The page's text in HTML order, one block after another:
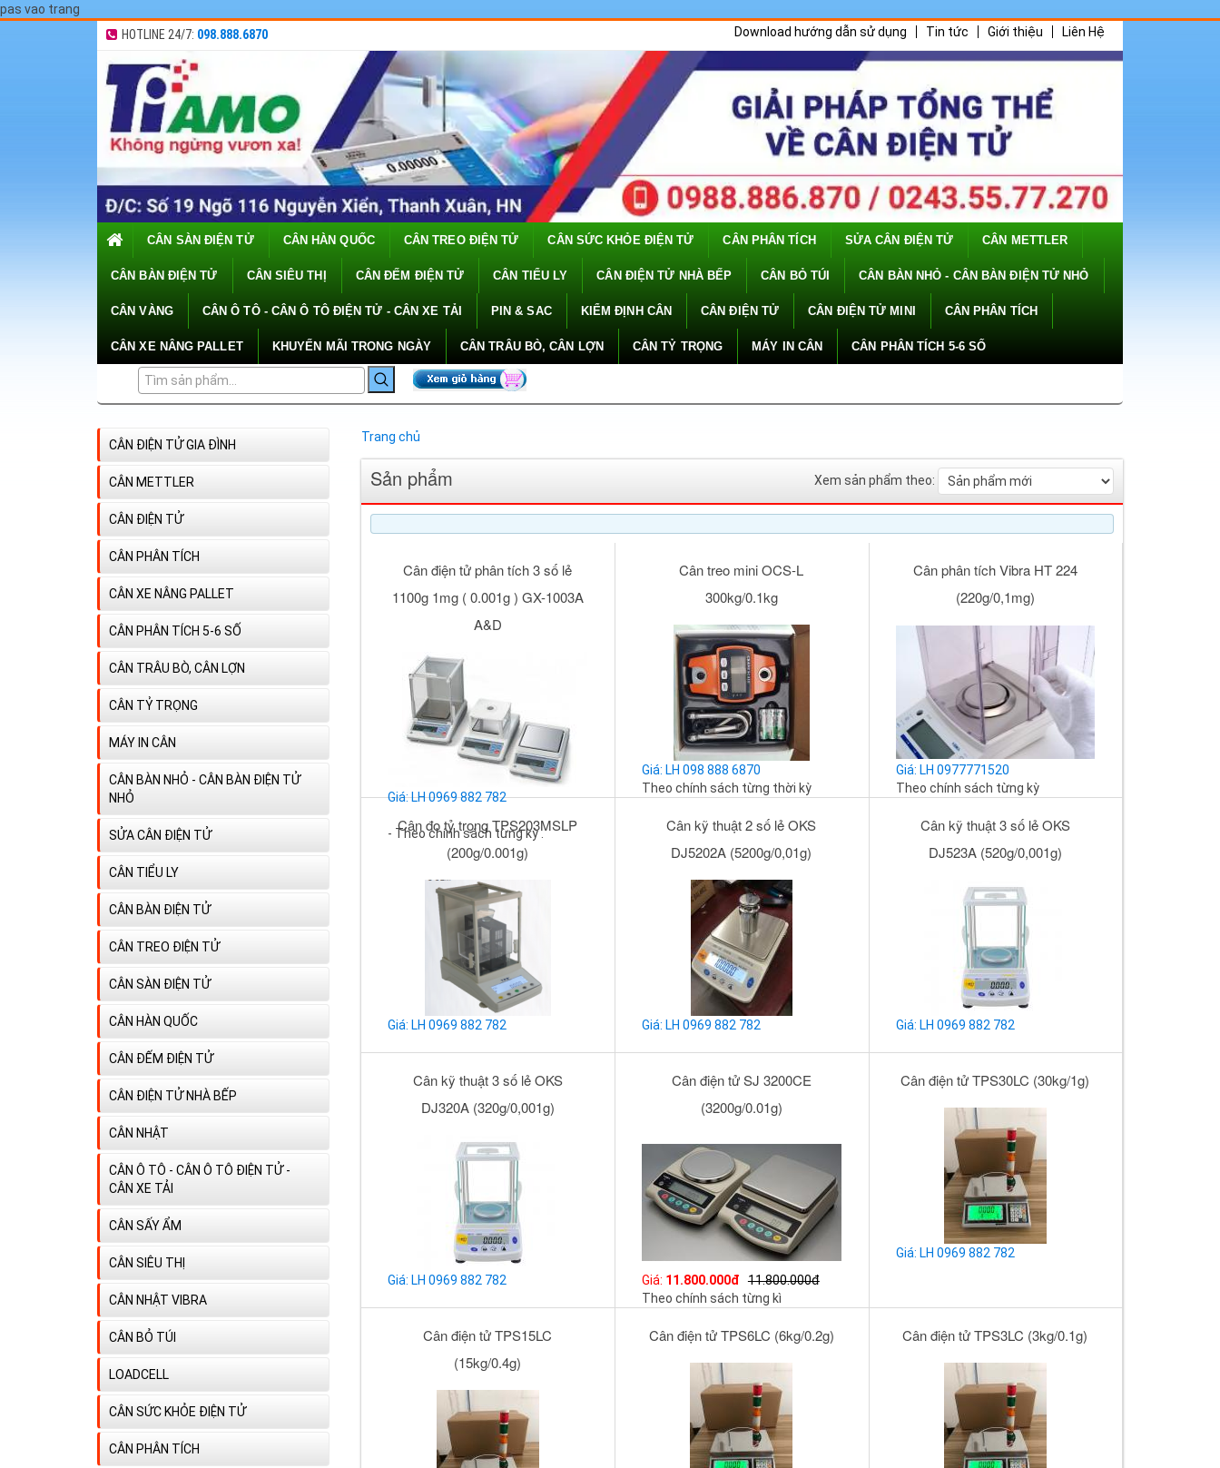
pas vao trang
HOTLINE 24/7: 098.888.6870 Download hướng dẫn sử dụng Tin tức Giới thiệu Liên Hệ
CÂN SÀN ĐIỆN TỬ CÂN HÀN QUỐC CÂN TREO ĐIỆN TỬ CÂN SỨC KHỎE ĐIỆN TỬ CÂN PHÂN TÍCH SỬA CÂN ĐIỆN TỬ CÂN METTLER
CÂN BÀN ĐIỆN TỬ CÂN SIÊU THỊ CÂN ĐẾM ĐIỆN TỬ CÂN TIỂU LY CÂN ĐIỆN TỬ NHÀ BẾP CÂN BỎ TÚI CÂN BÀN NHỎ - CÂN BÀN ĐIỆN TỬ NHỎ
CÂN VÀNG CÂN Ô TÔ - CÂN Ô TÔ ĐIỆN TỬ - CÂN XE TẢI PIN & SAC KIỂM ĐỊNH CÂN CÂN ĐIỆN TỬ CÂN ĐIỆN TỬ MINI CÂN PHÂN TÍCH
CÂN XE NÂNG PALLET KHUYẾN MÃI TRONG NGÀY CÂN TRÂU BÒ, CÂN LỢN CÂN TỶ TRỌNG MÁY IN CÂN CÂN PHÂN TÍCH 5-6 SỐ
CÂN ĐIỆN TỬ GIA ĐÌNH
CÂN METTLER
CÂN ĐIỆN TỬ
CÂN PHÂN TÍCH
CÂN XE NÂNG PALLET
CÂN PHÂN TÍCH 5-6 SỐ
CÂN TRÂU BÒ, CÂN LỢN
CÂN TỶ TRỌNG
MÁY IN CÂN
CÂN BÀN NHỎ - CÂN BÀN ĐIỆN TỬ
NHỎ
SỬA CÂN ĐIỆN TỬ
CÂN TIỂU LY
CÂN BÀN ĐIỆN TỬ
CÂN TREO ĐIỆN TỬ
CÂN SÀN ĐIỆN TỬ
CÂN HÀN QUỐC
CÂN ĐẾM ĐIỆN TỬ
CÂN ĐIỆN TỬ NHÀ BẾP
CÂN NHẬT
CÂN Ô TÔ - CÂN Ô TÔ ĐIỆN TỬ -
CÂN XE TẢI
CÂN SẤY ẨM
CÂN SIÊU THỊ
CÂN NHẬT VIBRA
CÂN BỎ TÚI
LOADCELL
CÂN SỨC KHỎE ĐIỆN TỬ
CÂN PHÂN TÍCH
Trang chủ
Sản phẩm Xem sản phẩm theo:
Cân điện tử phân tích 3 số lẻ
1100g 1mg ( 0.001g ) GX-1003A
A&D
Giá: LH 0969 882 782
- Theo chính sách từng kỳ .
Cân treo mini OCS-L
300kg/0.1kg
Giá: LH 098 888 6870
Theo chính sách từng thời kỳ
Cân phân tích Vibra HT 224
(220g/0,1mg)
Giá: LH 0977771520
Theo chính sách từng kỳ
Cân đo tỷ trọng TPS203MSLP
(200g/0.001g)
Giá: LH 0969 882 782
Cân kỹ thuật 2 số lẻ OKS
DJ5202A (5200g/0,01g)
Giá: LH 0969 882 782
Cân kỹ thuật 3 số lẻ OKS
DJ523A (520g/0,001g)
Giá: LH 0969 882 782
Cân kỹ thuật 3 số lẻ OKS
DJ320A (320g/0,001g)
Giá: LH 0969 882 782
Cân điện tử SJ 3200CE
(3200g/0.01g)
Giá: 11.800.000đ
11.800.000đ
Theo chính sách từng kì
Cân điện tử TPS30LC (30kg/1g)
Giá: LH 0969 882 782
Cân điện tử TPS15LC
(15kg/0.4g)
Cân điện tử TPS6LC (6kg/0.2g) Cân điện tử TPS3LC (3kg/0.1g)